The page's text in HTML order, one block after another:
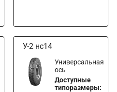
У-2 нс14
Универсальная
ось
Доступные
типоразмеры: